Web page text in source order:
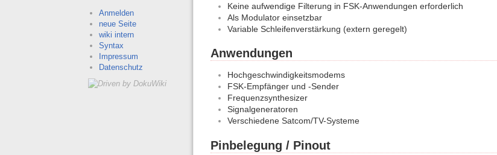
Anmelden
neue Seite
wiki intern
Syntax
Impressum
Datenschutz
Keine aufwendige Filterung in FSK-Anwendungen erforderlich
Als Modulator einsetzbar
Variable Schleifenverstärkung (extern geregelt)
Anwendungen
Hochgeschwindigkeitsmodems
FSK-Empfänger und -Sender
Frequenzsynthesizer
Signalgeneratoren
Verschiedene Satcom/TV-Systeme
Pinbelegung / Pinout